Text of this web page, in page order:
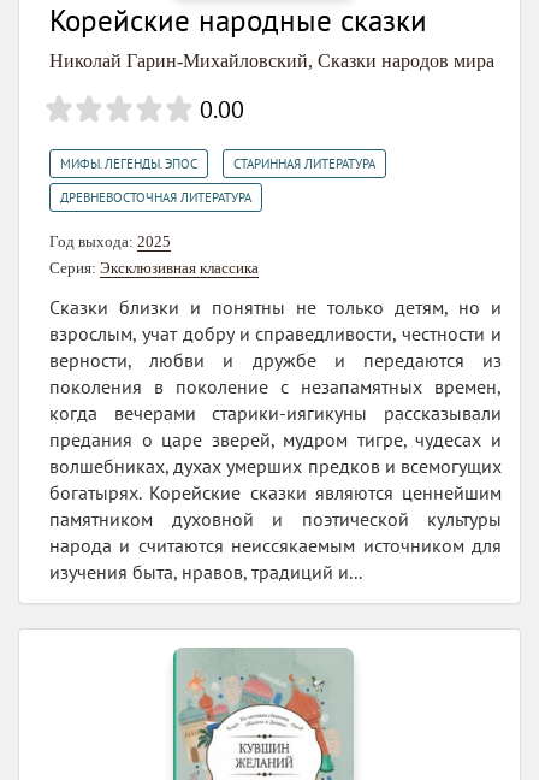
Корейские народные сказки
Николай Гарин-Михайловский, Сказки народов мира
0.00
МИФЫ. ЛЕГЕНДЫ. ЭПОС СТАРИННАЯ ЛИТЕРАТУРА
ДРЕВНЕВОСТОЧНАЯ ЛИТЕРАТУРА
Год выхода: 2025
Серия: Эксклюзивная классика
Сказки близки и понятны не только детям, но и
взрослым, учат добру и справедливости, честности и
верности, любви и дружбе и передаются из
поколения в поколение с незапамятных времен,
когда вечерами старики-иягикуны рассказывали
предания о царе зверей, мудром тигре, чудесах и
волшебниках, духах умерших предков и всемогущих
богатырях. Корейские сказки являются ценнейшим
памятником духовной и поэтической культуры
народа и считаются неиссякаемым источником для
изучения быта, нравов, традиций и...